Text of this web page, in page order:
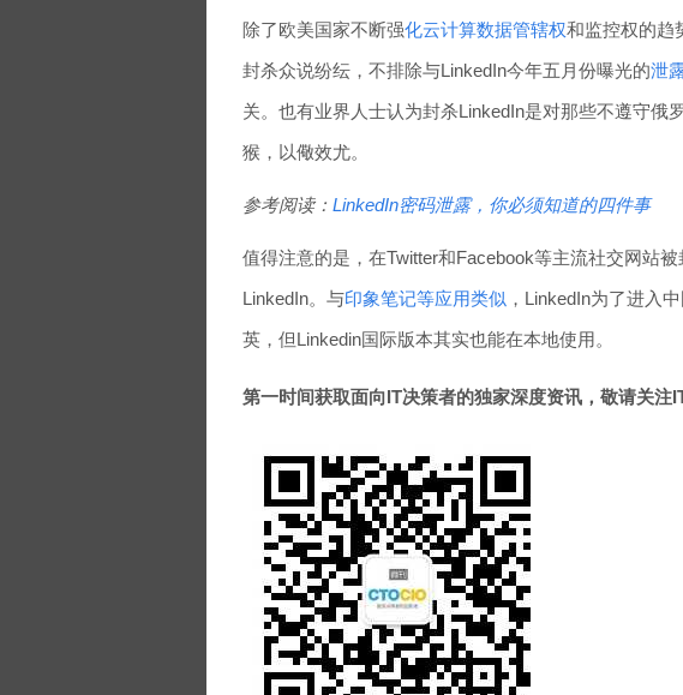
除了欧美国家不断强化云计算数据管辖权和监控权的趋
封杀众说纷纭，不排除与LinkedIn今年五月份曝光的泄
关。也有业界人士认为封杀LinkedIn是对那些不遵守俄
猴，以儆效尤。
参考阅读： LinkedIn密码泄露，你必须知道的四件事
值得注意的是，在Twitter和Facebook等主流社交网站
LinkedIn。与印象笔记等应用类似 ，LinkedIn为了进入
英，但Linkedin国际版本其实也能在本地使用。
第一时间获取面向IT决策者的独家深度资讯，敬请关